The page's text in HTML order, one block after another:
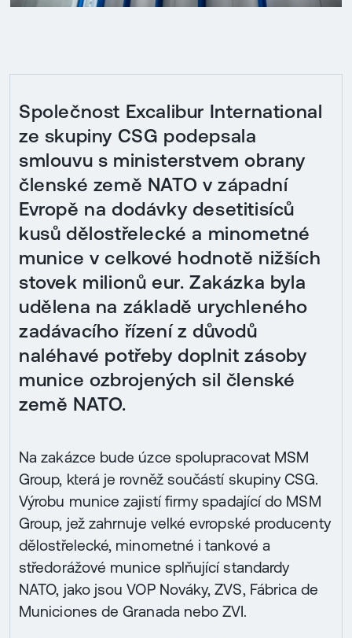
Společnost Excalibur International
ze skupiny CSG podepsala
smlouvu s ministerstvem obrany
členské země NATO v západní
Evropě na dodávky desetitisíců
kusů dělostřelecké a minometné
munice v celkové hodnotě nižších
stovek milionů eur. Zakázka byla
udělena na základě urychleného
zadávacího řízení z důvodů
naléhavé potřeby doplnit zásoby
munice ozbrojených sil členské
země NATO.
Na zakázce bude úzce spolupracovat MSM
Group, která je rovněž součástí skupiny CSG.
Výrobu munice zajistí firmy spadající do MSM
Group, jež zahrnuje velké evropské producenty
dělostřelecké, minometné i tankové a
středorážové munice splňující standardy
NATO, jako jsou VOP Nováky, ZVS, Fábrica de
Municiones de Granada nebo ZVI.